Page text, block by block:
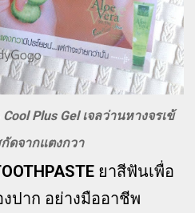
Plus Gel เจลว่านหางจรเข้
ดจากแตงกวา
ยาสีฟันเพื่อ
ปาก อย่างมืออาชีพ